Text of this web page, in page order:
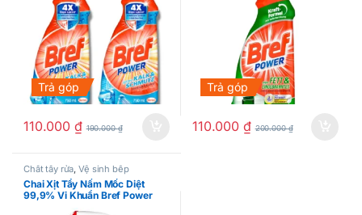
Trả góp
110.000 ₫ 190.000₫
Trả góp
110.000 ₫ 200.000₫
Chất tẩy rửa,Vệ sinh bếp
Chai Xịt Tẩy Nấm Mốc Diệt
99,9% Vi Khuẩn Bref Power